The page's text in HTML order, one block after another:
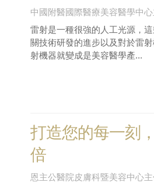
中國附醫國際醫療美容醫學中
雷射是一種很強的人工光源，
關技術研發的進步以及對於雷
射機器就變成是美容醫學產...
打造您的每一刻
倍
恩主公醫院皮膚科暨美容中心